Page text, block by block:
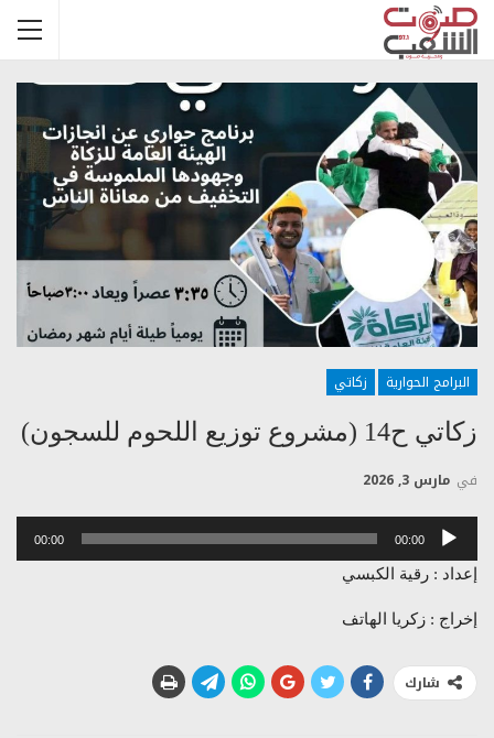
البرامج الحوارية زكاتي
زكاتي ح14 (مشروع توزيع اللحوم للسجون)
في مارس 3, 2026
مشغل
00:00
00:00
إعداد : رقية الكبسي
إخراج : زكريا الهاتف
شارك